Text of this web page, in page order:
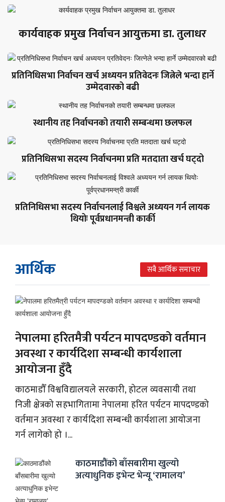
कार्यवाहक प्रमुख निर्वाचन आयुक्तमा डा. तुलाधर
प्रतिनिधिसभा निर्वाचन खर्च अध्ययन प्रतिवेदनः जित्नेले भन्दा हार्ने
उम्मेदवारको बढी
स्थानीय तह निर्वाचनको तयारी सम्बन्धमा छलफल
प्रतिनिधिसभा सदस्य निर्वाचनमा प्रति मतदाता खर्च घट्दो
प्रतिनिधिसभा सदस्य निर्वाचनलाई विश्वले अध्ययन गर्न लायक
थियोः पूर्वप्रधानमन्त्री कार्की
आर्थिक सबै आर्थिक समाचार
नेपालमा हरितमैत्री पर्यटन मापदण्डको वर्तमान
अवस्था र कार्यदिशा सम्बन्धी कार्यशाला
आयोजना हुँदै
काठमाडौँ विश्वविद्यालयले सरकारी, होटल व्यवसायी तथा
निजी क्षेत्रको सहभागितामा नेपालमा हरित पर्यटन मापदण्डको
वर्तमान अवस्था र कार्यदिशा सम्बन्धी कार्यशाला आयोजना
गर्न लागेको हो ।...
काठमाडौंको बाँसबारीमा खुल्यो
अत्याधुनिक इभेन्ट भेन्यू ‘रामालय’